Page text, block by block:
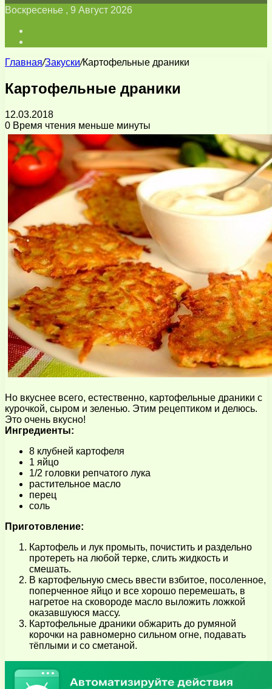
Воскресенье , 9 Август 2026
Главная/Закуски/Картофельные драники
Картофельные драники
12.03.2018
0 Время чтения меньше минуты
Но вкуснее всего, естественно, картофельные драники с
курочкой, сыром и зеленью. Этим рецептиком и делюсь.
Это очень вкусно!
Ингредиенты:
8 клубней картофеля
1 яйцо
1/2 головки репчатого лука
растительное масло
перец
соль
Приготовление:
Картофель и лук промыть, почистить и раздельно
протереть на любой терке, слить жидкость и
смешать.
В картофельную смесь ввести взбитое, посоленное,
поперченное яйцо и все хорошо перемешать, в
нагретое на сковороде масло выложить ложкой
оказавшуюся массу.
Картофельные драники обжарить до румяной
корочки на равномерно сильном огне, подавать
тёплыми и со сметаной.